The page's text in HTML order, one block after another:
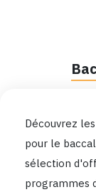
Découvrez
pour le
sélection
programmes